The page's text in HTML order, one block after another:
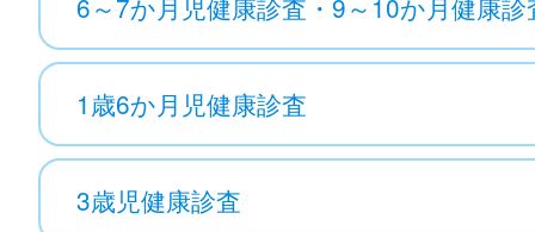
6～7か月児健康診査・9～10か月健康診
1歳6か月児健康診査
3歳児健康診査